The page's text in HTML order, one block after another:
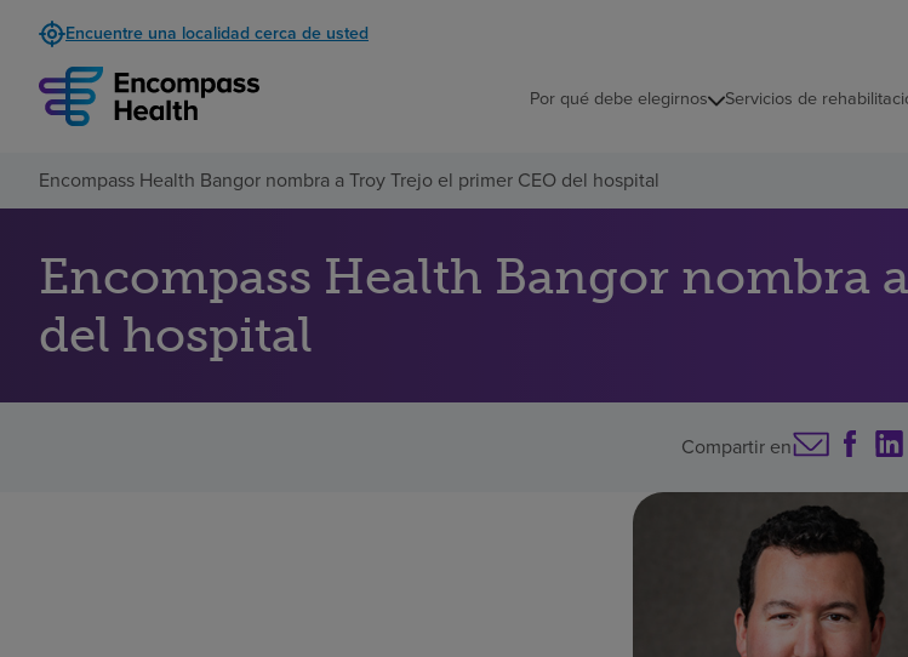
Encuentre una localidad cerca de usted
Por qué debe elegirnos Servicios de
Encompass Health Bangor nombra a Troy Trejo el primer CEO del hospital
Encompass Health Bangor nombra
del hospital
Compartir en